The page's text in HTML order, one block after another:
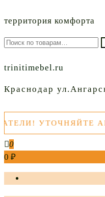
территория комфорта
Искать:
trinitimebel.ru
Краснодар
УТОЧНЯЙТЕ
0
0 ₽